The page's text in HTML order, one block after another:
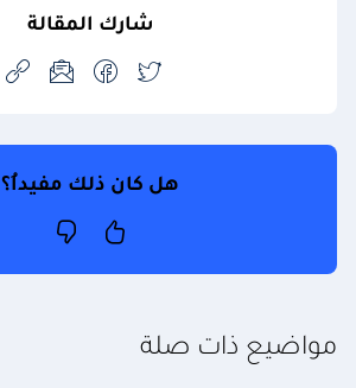
شارك المقالة
هل كان ذلك مفيداُ؟
مواضيع ذات صلة